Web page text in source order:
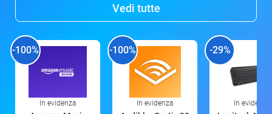
Vedi tutte
-100%
In evidenza
-100%
In evidenza
-29%
In evidenza